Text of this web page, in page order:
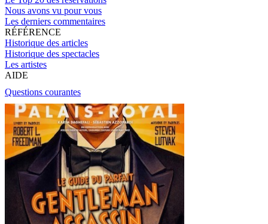
Nous avons vu pour vous
Les derniers commentaires
RÉFÉRENCE
Historique des articles
Historique des spectacles
Les artistes
AIDE
Questions courantes